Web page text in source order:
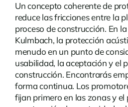
Un concepto coherente de
reduce las fricciones entre la
proceso de construcción. En
Kulmbach, la protección
menudo en un punto de
usabilidad, la aceptación y el
construcción. Encontrarás
forma continua. Los
fijan primero en las zonas y el